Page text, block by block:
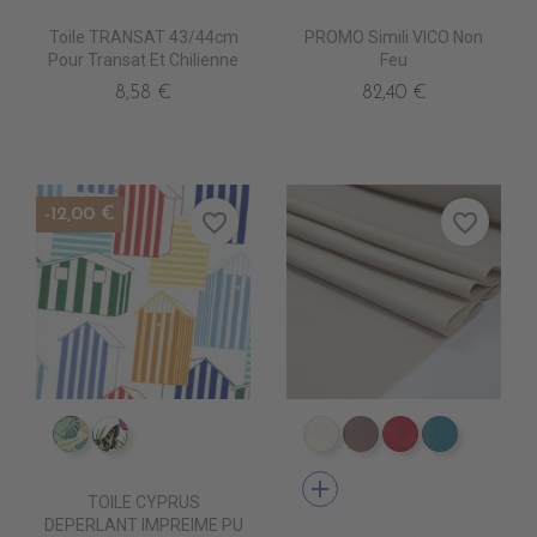
Toile TRANSAT 43/44cm
Pour Transat Et Chilienne
8,58 €
PROMO Simili VICO Non
Feu
82,40 €
IM0805 FAUVE
TOILE CYPRUS
DEPERLANT IMPREIME PU
-12,00 € favorite_border
DT0001 ECRU
DT0003DT0005DT0022
add
favorite_border